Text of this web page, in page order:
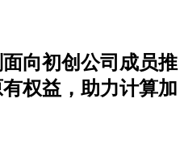
向初创公司成员推
权益，助力计算加